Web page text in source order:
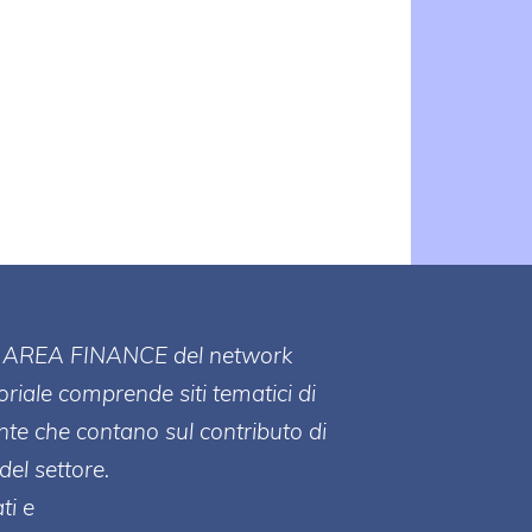
FINANCE del network
comprende siti tematici di
che contano sul contributo di
settore.
e